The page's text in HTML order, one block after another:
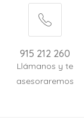
915 212 260
Llámanos y te
asesoraremos